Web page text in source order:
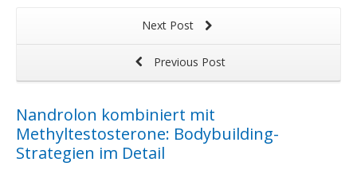
Next Post
Previous Post
Nandrolon kombiniert mit
Methyltestosterone: Bodybuilding-
Strategien im Detail